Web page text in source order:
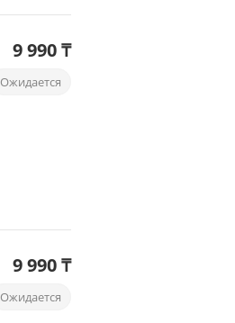
9 990 ₸
Ожидается
9 990 ₸
Ожидается